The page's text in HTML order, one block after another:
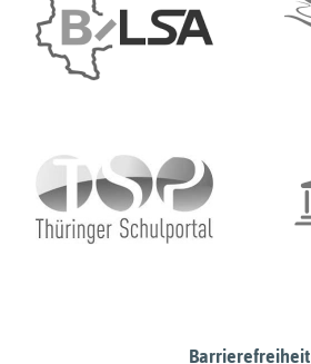
Barrierefreiheit